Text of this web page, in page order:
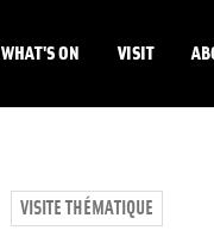
WHAT'S ON VISIT
VISITE THÉMATIQUE